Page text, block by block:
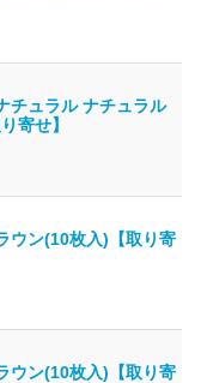
チュラル ナチュラル
寄せ】
ウン(10枚入)【取り寄
ウン(10枚入)【取り寄